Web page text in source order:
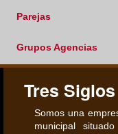
Parejas
Grupos Agencias
Tres Siglos
Somos una
municipal